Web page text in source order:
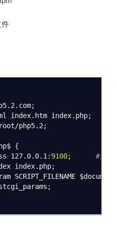
;
index.htm index.php;
php5.2 ;
{
127.0.0.1: 9100;
#这
index.php;
SCRIPT_FILENAME
;